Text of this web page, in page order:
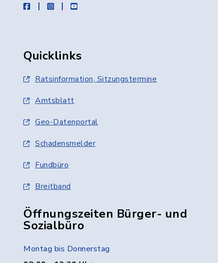
facebookinstagramyoutube
Quicklinks
Ratsinformation, Sitzungstermine
Amtsblatt
Geo-Datenportal
Schadensmelder
Fundbüro
Breitband
Öffnungszeiten Bürger- und
Sozialbüro
Montag bis Donnerstag